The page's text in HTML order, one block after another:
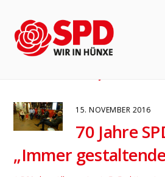
Geburtstag
15. NOVEMBER 2016
70 Jahre
„Immer